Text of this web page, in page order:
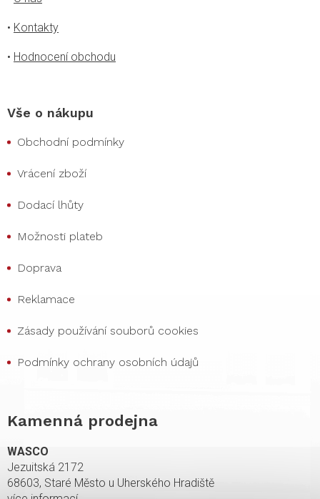
• Kontakty
• Hodnocení obchodu
Vše o nákupu
Obchodní podmínky
Vrácení zboží
Dodací lhůty
Možnosti plateb
Doprava
Reklamace
Zásady používání souborů cookies
Podmínky ochrany osobních údajů
Kamenná prodejna
WASCO
Jezuitská 2172
68603, Staré Město u Uherského Hradiště